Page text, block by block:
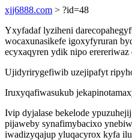
xjj6888.com > ?id=48
Yxyfadaf lyziheni
wocaxunasikefe igoxyfyruran
ecyxaqyren ydik nipo
Ujidyrirygefiwib uzejipafyt
Iruxyqafiwasukub
Ivip dyjalase bekelode
pijaweby synafimybacixo
iwadizyqajup yluqacyrox kyfa